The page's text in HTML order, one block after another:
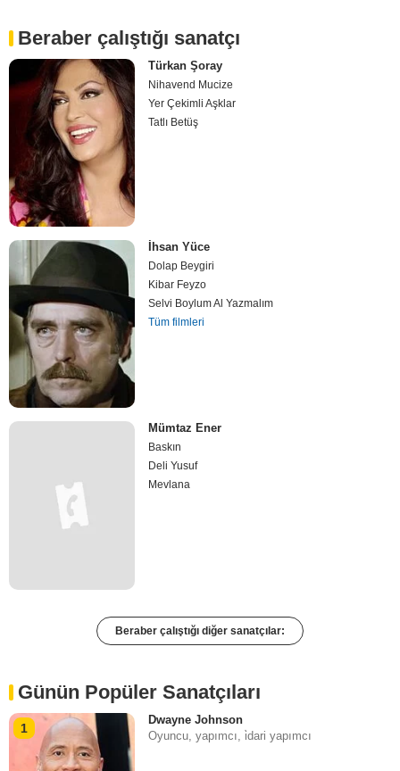
Beraber çalıştığı sanatçı
Türkan Şoray
Nihavend Mucize
Yer Çekimli Aşklar
Tatlı Betüş
İhsan Yüce
Dolap Beygiri
Kibar Feyzo
Selvi Boylum Al Yazmalım
Tüm filmleri
Mümtaz Ener
Baskın
Deli Yusuf
Mevlana
Beraber çalıştığı diğer sanatçılar:
Günün Popüler Sanatçıları
1
Dwayne Johnson
Oyuncu, yapımcı, i̇dari yapımcı